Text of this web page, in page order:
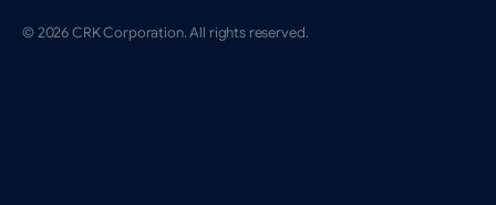
© 2026 CRK Corporation. All rights reserved.